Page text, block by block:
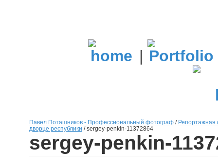
|
Павел Поташников - Профессиональный фотограф/ Репортажная
дворце республики /sergey-penkin-11372864
sergey-penkin-